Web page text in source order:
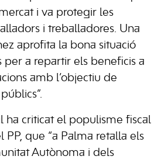
i va protegir les
i treballadores. Una
aprofita la bona situació
per a repartir els beneficis a
amb l’objectiu de
ha criticat el populisme fiscal
PP, que “a Palma retalla els
Autònoma i dels